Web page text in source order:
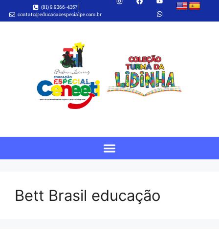
(81) 9 9366-4357
contato@educacaoespecialpe.com.br
Bett Brasil educação